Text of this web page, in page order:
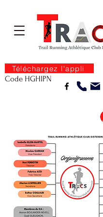
Téléchargez l'appli
Code HGHIPN
L'EQUIPE